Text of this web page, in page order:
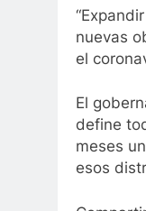
nuevas
el
El
define
meses
esos